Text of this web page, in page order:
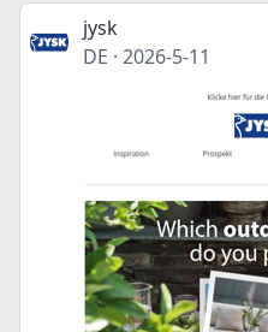
jysk
DE · 2026-5-11